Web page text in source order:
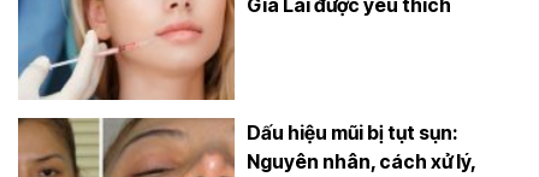
Gia Lai được yêu thích
Dấu hiệu mũi bị tụt sụn:
Nguyên nhân, cách xử lý,